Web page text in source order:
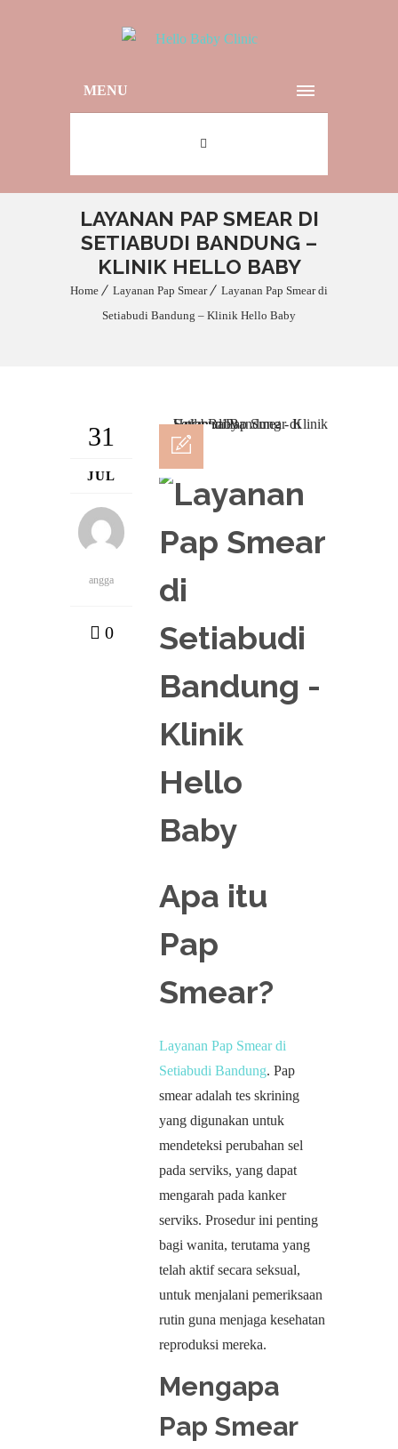
MENU
LAYANAN PAP SMEAR DI
SETIABUDI BANDUNG –
KLINIK HELLO BABY
Home Layanan Pap Smear
Layanan Pap Smear di
Setiabudi Bandung – Klinik Hello Baby
31
JUL
angga
0
Apa itu
Pap
Smear?
Layanan Pap Smear di
Setiabudi Bandung. Pap
smear adalah tes skrining
yang digunakan untuk
mendeteksi perubahan sel
pada serviks, yang dapat
mengarah pada kanker
serviks. Prosedur ini penting
bagi wanita, terutama yang
telah aktif secara seksual,
untuk menjalani pemeriksaan
rutin guna menjaga kesehatan
reproduksi mereka.
Mengapa
Pap Smear